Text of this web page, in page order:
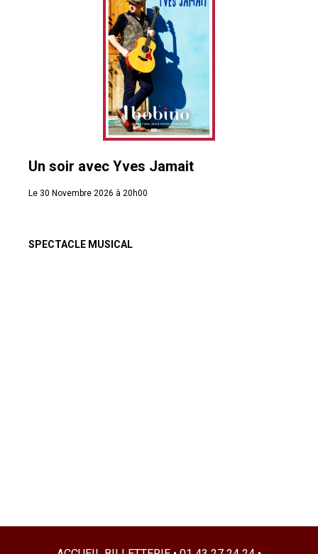
Un soir avec Yves Jamait
Le 30 Novembre 2026 à 20h00
SPECTACLE MUSICAL